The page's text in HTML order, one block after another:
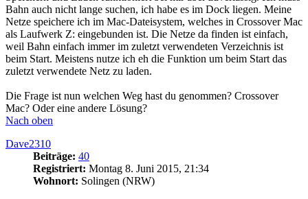
Bahn auch nicht lange suchen, ich habe es im Dock liegen. Meine
Netze speichere ich im Mac-Dateisystem, welches in Crossover Mac
als Laufwerk Z: eingebunden ist. Die Netze da finden ist einfach,
weil Bahn einfach immer im zuletzt verwendeten Verzeichnis ist
beim Start. Meistens nutze ich eh die Funktion um beim Start das
zuletzt verwendete Netz zu laden.
Die Frage ist nun welchen Weg hast du genommen? Crossover
Mac? Oder eine andere Lösung?
Nach oben
Dave2310
Beiträge: 40
Registriert: Montag 8. Juni 2015, 21:34
Wohnort: Solingen (NRW)